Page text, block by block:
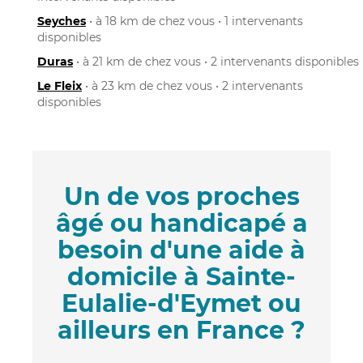
Seyches • à 18 km de chez vous • 1 intervenants
disponibles
Duras • à 21 km de chez vous • 2 intervenants disponibles
Le Fleix • à 23 km de chez vous • 2 intervenants
disponibles
Un de vos proches
âgé ou handicapé a
besoin d'une aide à
domicile à Sainte-
Eulalie-d'Eymet ou
ailleurs en France ?